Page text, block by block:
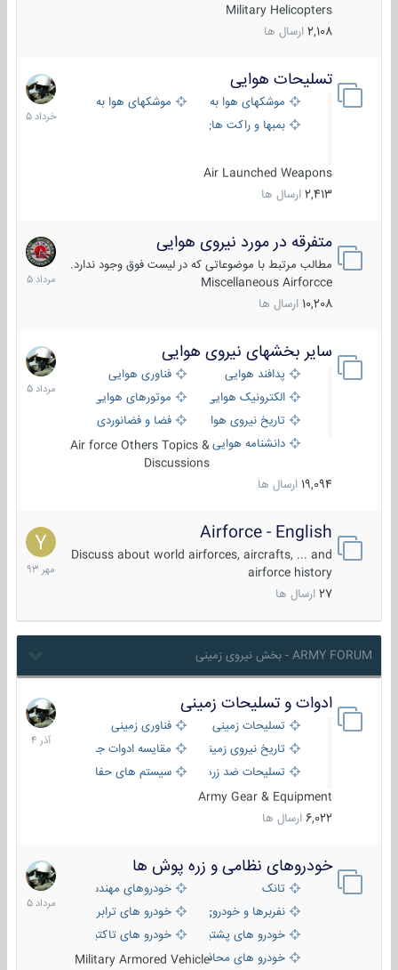
Military Helicopters
2,108 ارسال ها
تسلیحات هوایی
موشکهای هوا به هوا
موشکهای هوا به سطح
بمبها و راکت های هوایی
Air Launched Weapons
2,413 ارسال ها
30
خرداد
1405
متفرقه در مورد نیروی هوایی
مطالب مرتبط با موضوعاتی که در لیست فوق وجود ندارد.
Miscellaneous Airforcce
10,208 ارسال ها
7
مرداد
1405
سایر بخشهای نیروی هوایی
پدافند هوایی
فناوری هوایی
الکترونیک هوایی
موتورهای هوایی
تاریخ نیروی هوایی
فضا و فضانوردی
دانشنامه هواییAir force Others Topics &
Discussions
19,094 ارسال ها
2
مرداد
1405
Airforce - English
Discuss about world airforces, aircrafts, ... and
airforce history
27 ارسال ها
15
مهر
1393
ARMY FORUM - بخش نیروی زمینی
ادوات و تسلیحات زمینی
تسلیحات زمینی
فناوری زمینی
تاریخ نیروی زمینی
مقایسه ادوات جنگی
تسلیحات ضد زره
سیستم های حفاظت فعال
Army Gear & Equipment
6,022 ارسال ها
21
آذر
1404
خودروهای نظامی و زره پوش ها
تانک
خودروهای مهندسی
نفربرها و خودروی های رزمی پیاده نظام
خودرو های ترابری نظامی
خودرو های پشتیبانی آتش ، شناسایی و ضد تانک
خودرو های تاکتیکی نظامی
خودرو های محافظت شدهMilitary Armored Vehicle
2
مرداد
1405